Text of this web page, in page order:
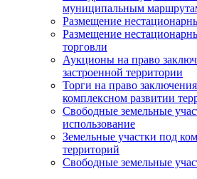
муниципальным
Размещение
Размещение
торговли
Аукционы на право
застроенной территории
Торги на право
комплексном развитии
Свободные земельные
использование
Земельные участки под
территорий
Свободные земельные